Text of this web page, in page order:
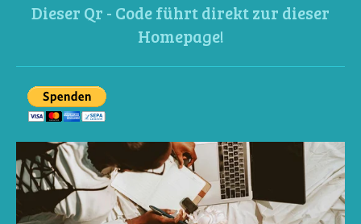
Dieser Qr - Code führt direkt zur dieser
Homepage!